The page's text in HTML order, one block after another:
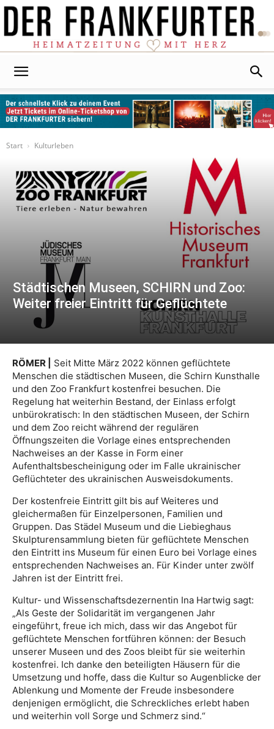
Start
Kulturleben
Städtischen Museen, SCHIRN und Zoo:
Weiter freier Eintritt für Geflüchtete
RÖMER |
Seit Mitte März 2022 können geflüchtete
Menschen die städtischen Museen, die Schirn Kunsthalle
und den Zoo Frankfurt kostenfrei besuchen. Die
Regelung hat weiterhin Bestand, der Einlass erfolgt
unbürokratisch: In den städtischen Museen, der Schirn
und dem Zoo reicht während der regulären
Öffnungszeiten die Vorlage eines entsprechenden
Nachweises an der Kasse in Form einer
Aufenthaltsbescheinigung oder im Falle ukrainischer
Geflüchteter des ukrainischen Ausweisdokuments.
Der kostenfreie Eintritt gilt bis auf Weiteres und
gleichermaßen für Einzelpersonen, Familien und
Gruppen. Das Städel Museum und die Liebieghaus
Skulpturensammlung bieten für geflüchtete Menschen
den Eintritt ins Museum für einen Euro bei Vorlage eines
entsprechenden Nachweises an. Für Kinder unter zwölf
Jahren ist der Eintritt frei.
Kultur- und Wissenschaftsdezernentin Ina Hartwig sagt:
„Als Geste der Solidarität im vergangenen Jahr
eingeführt, freue ich mich, dass wir das Angebot für
geflüchtete Menschen fortführen können: der Besuch
unserer Museen und des Zoos bleibt für sie weiterhin
kostenfrei. Ich danke den beteiligten Häusern für die
Umsetzung und hoffe, dass die Kultur so Augenblicke der
Ablenkung und Momente der Freude insbesondere
denjenigen ermöglicht, die Schreckliches erlebt haben
und weiterhin voll Sorge und Schmerz sind.“